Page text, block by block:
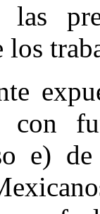
los
con
e)